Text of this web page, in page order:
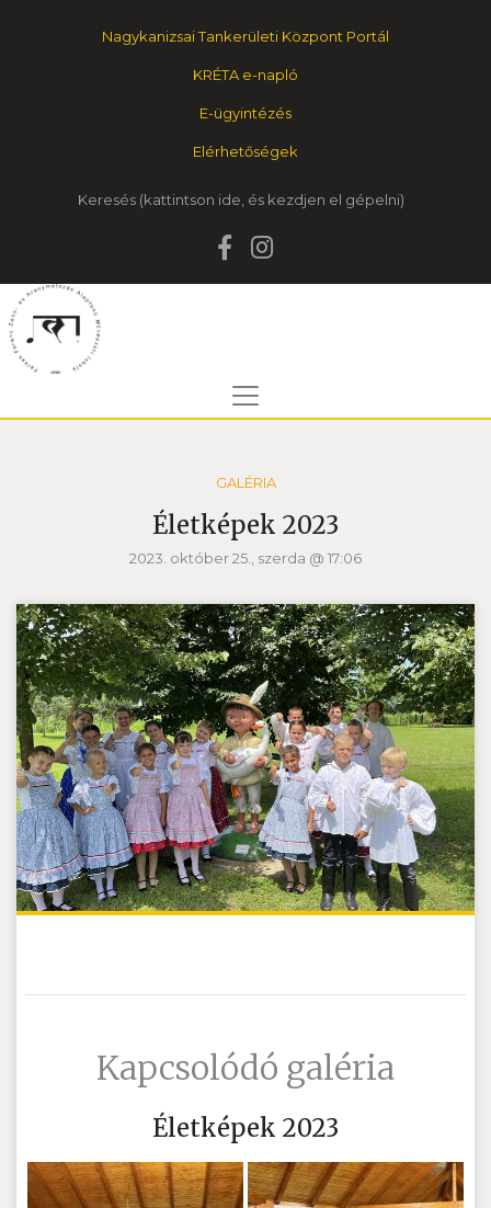
Nagykanizsai Tankerületi Központ Portál
KRÉTA e-napló
E-ügyintézés
Elérhetőségek
Keresés
GALÉRIA
Életképek 2023
2023. október 25., szerda @ 17:06
Kapcsolódó galéria
Életképek 2023